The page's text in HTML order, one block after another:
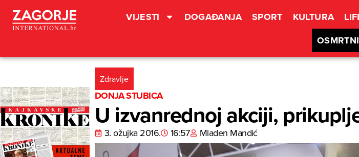
VIJESTI DOGAĐANJA SPORT KULTURA
Zdravlje
DONJA STUBICA
U izvanrednoj akciji,
3. ožujka 2016. 16:57 Mladen Mandić